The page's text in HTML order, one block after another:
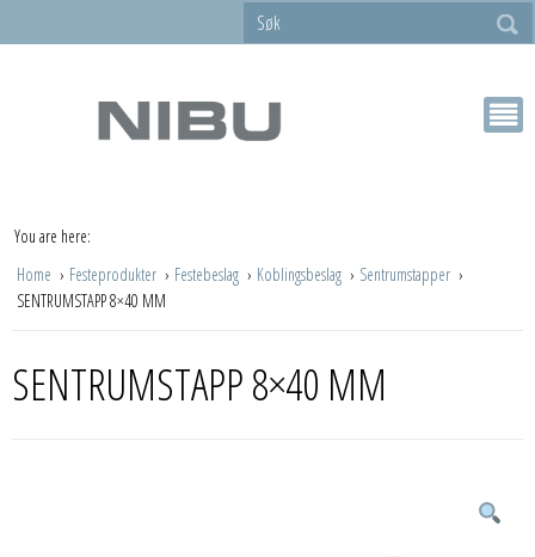
You are here:
Home
Festeprodukter Festebeslag Koblingsbeslag
Sentrumstapper
SENTRUMSTAPP 8×40 MM
SENTRUMSTAPP 8×40 MM